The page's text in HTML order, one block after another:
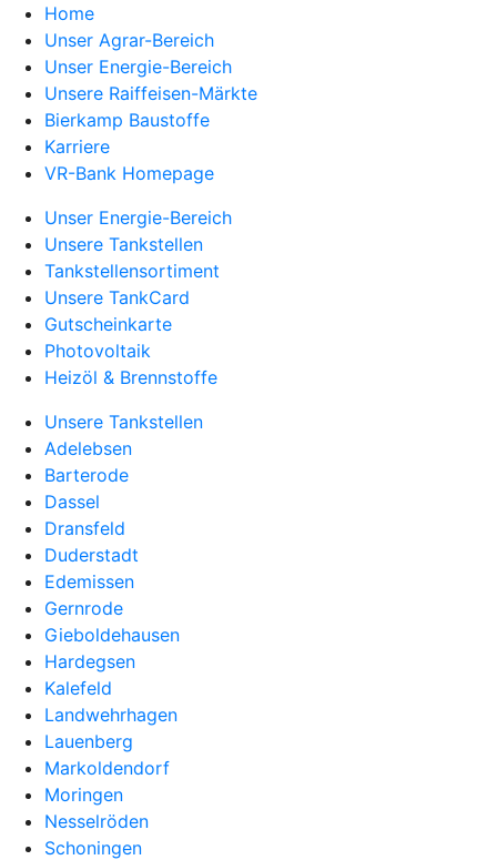
Home
Unser Agrar-Bereich
Unser Energie-Bereich
Unsere Raiffeisen-Märkte
Bierkamp Baustoffe
Karriere
VR-Bank Homepage
Unser Energie-Bereich
Unsere Tankstellen
Tankstellensortiment
Unsere TankCard
Gutscheinkarte
Photovoltaik
Heizöl & Brennstoffe
Unsere Tankstellen
Adelebsen
Barterode
Dassel
Dransfeld
Duderstadt
Edemissen
Gernrode
Gieboldehausen
Hardegsen
Kalefeld
Landwehrhagen
Lauenberg
Markoldendorf
Moringen
Nesselröden
Schoningen